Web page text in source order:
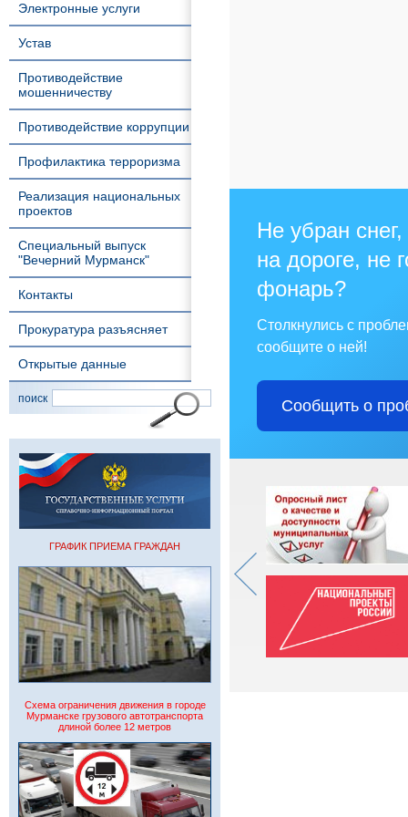
Электронные услуги
Устав
Противодействие
мошенничеству
Противодействие коррупции
Профилактика терроризма
Реализация национальных
проектов
Специальный выпуск
"Вечерний Мурманск"
Контакты
Прокуратура разъясняет
Открытые данные
поиск
ГРАФИК ПРИЕМА ГРАЖДАН
Схема ограничения движения в городе
Мурманске грузового автотранспорта
длиной более 12 метров
Не убран
на дороге, не
фонарь?
Столкнулись с
сообщите о ней!
Сообщить о